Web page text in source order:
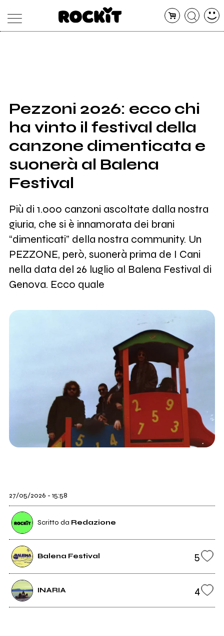
SHOP
RADIO
Pezzoni 2026: ecco chi
ha vinto il festival della
canzone dimenticata e
suonerà al Balena
Festival
Più di 1.000 canzoni ascoltate dalla nostra
giuria, che si è innamorata dei brani
“dimenticati” della nostra community. Un
PEZZONE, però, suonerà prima de I Cani
nella data del 26 luglio al Balena Festival di
Genova. Ecco quale
27/05/2026 - 15:58
Scritto da Redazione
Balena Festival 5
INARIA 4